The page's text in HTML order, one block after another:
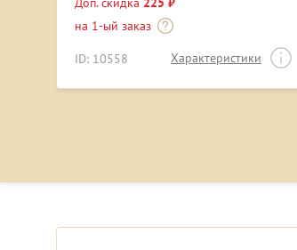
на 1-ый заказ
ID: 10558 Характеристики